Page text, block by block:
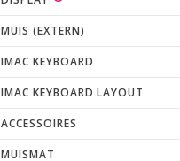
MUIS (EXTERN)
IMAC KEYBOARD
IMAC KEYBOARD LAYOUT
ACCESSOIRES
MUISMAT